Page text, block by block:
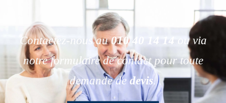
Contactez-nous au010 40 14 14
ou via
notre formulaire de contact pour toute
demande de devis.